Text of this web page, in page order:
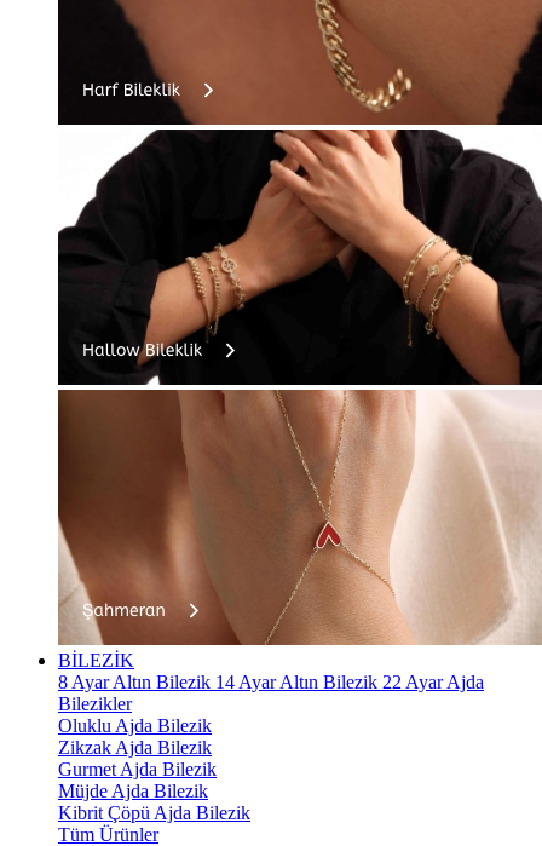
BİLEZİK
8 Ayar Altın Bilezik 14 Ayar Altın Bilezik 22 Ayar Ajda
Bilezikler
Oluklu Ajda Bilezik
Zikzak Ajda Bilezik
Gurmet Ajda Bilezik
Müjde Ajda Bilezik
Kibrit Çöpü Ajda Bilezik
Tüm Ürünler